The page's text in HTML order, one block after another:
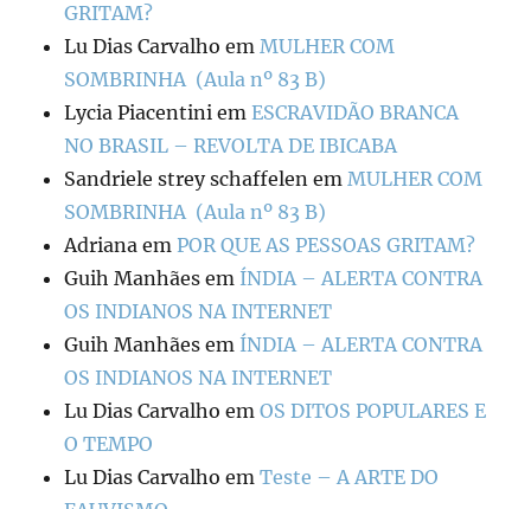
GRITAM?
Lu Dias Carvalho emMULHER COM
SOMBRINHA (Aula nº 83 B)
Lycia Piacentini emESCRAVIDÃO BRANCA
NO BRASIL – REVOLTA DE IBICABA
Sandriele strey schaffelen emMULHER COM
SOMBRINHA (Aula nº 83 B)
Adriana emPOR QUE AS PESSOAS GRITAM?
Guih Manhães em ÍNDIA – ALERTA CONTRA
OS INDIANOS NA INTERNET
Guih Manhães em ÍNDIA – ALERTA CONTRA
OS INDIANOS NA INTERNET
Lu Dias Carvalho emOS DITOS POPULARES E
O TEMPO
Lu Dias Carvalho emTeste – A ARTE DO